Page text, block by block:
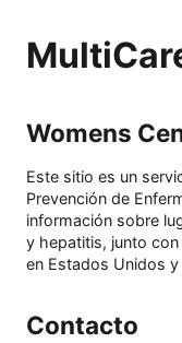
Womens
Este sitio es un
Prevención de
información sobre
y hepatitis, junto
en Estados Unidos
Contacto